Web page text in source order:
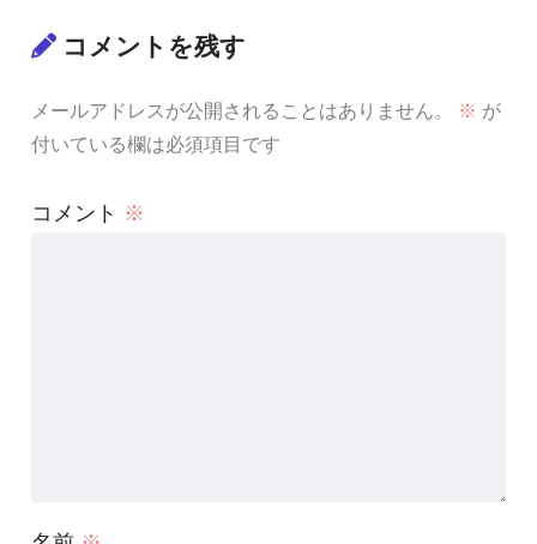
コメントを残す
メールアドレスが公開されることはありません。 ※ が
付いている欄は必須項目です
コメント ※